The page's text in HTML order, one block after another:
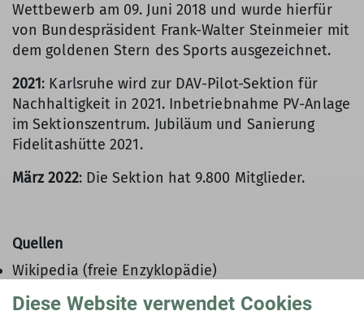
Wettbewerb am 09. Juni 2018 und wurde hierfür
von Bundespräsident Frank-Walter Steinmeier mit
dem goldenen Stern des Sports ausgezeichnet.
2021: Karlsruhe wird zur DAV-Pilot-Sektion für
Nachhaltigkeit in 2021. Inbetriebnahme PV-Anlage
im Sektionszentrum. Jubiläum und Sanierung
Fidelitashütte 2021.
März 2022: Die Sektion hat 9.800 Mitglieder.
Quellen
Wikipedia (freie Enzyklopädie)
Mitgliederhefte "Karlsruhe Alpin" und "Berg Heil"
Diese Website verwendet Cookies